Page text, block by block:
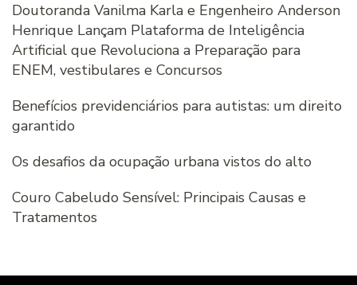
Doutoranda Vanilma Karla e Engenheiro Anderson
Henrique Lançam Plataforma de Inteligência
Artificial que Revoluciona a Preparação para
ENEM, vestibulares e Concursos
Benefícios previdenciários para autistas: um direito
garantido
Os desafios da ocupação urbana vistos do alto
Couro Cabeludo Sensível: Principais Causas e
Tratamentos